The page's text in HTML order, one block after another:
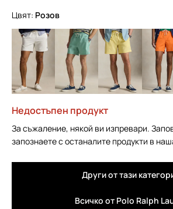
Цвят: розов
Недостъпен продукт
За съжаление, някой ви изпревари.
запознаете с останалите продукти в
Други от тази
Всичко от Polo Ralph